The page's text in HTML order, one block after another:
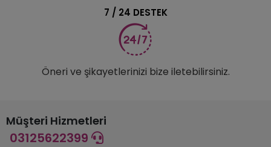
7 / 24 DESTEK
Öneri ve şikayetlerinizi bize iletebilirsiniz.
Müşteri Hizmetleri
03125622399